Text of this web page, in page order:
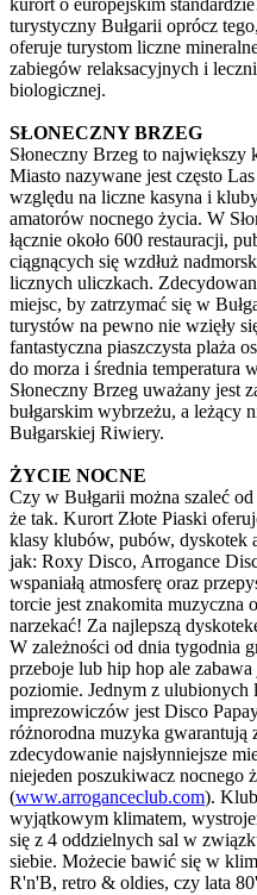
kurort o europejskim
turystyczny Bułgarii oprócz
oferuje turystom liczne
zabiegów relaksacyjnych i
biologicznej.
SŁONECZNY BRZEG
Słoneczny Brzeg to
Miasto nazywane jest często
względu na liczne kasyna i
amatorów nocnego życia. W
łącznie około 600 restauracji,
ciągnących się wzdłuż
licznych uliczkach.
miejsc, by zatrzymać się w
turystów na pewno nie wzięły
fantastyczna piaszczysta plaża
do morza i średnia temperatura
Słoneczny Brzeg uważany jest
bułgarskim wybrzeżu, a leżący
Bułgarskiej Riwiery.
ŻYCIE NOCNE
Czy w Bułgarii można szaleć
że tak. Kurort Złote Piaski
klasy klubów, pubów, dyskotek
jak: Roxy Disco, Arrogance
wspaniałą atmosferę oraz
torcie jest znakomita muzyczna
narzekać! Za najlepszą
W zależności od dnia tygodnia
przeboje lub hip hop ale
poziomie. Jednym z ulubionych
imprezowiczów jest Disco
różnorodna muzyka gwarantują
zdecydowanie najsłynniejsze
niejeden poszukiwacz nocnego
(www.arroganceclub.com).
wyjątkowym klimatem,
się z 4 oddzielnych sal w
siebie. Możecie bawić się w
R'n'B, retro & oldies, czy lata